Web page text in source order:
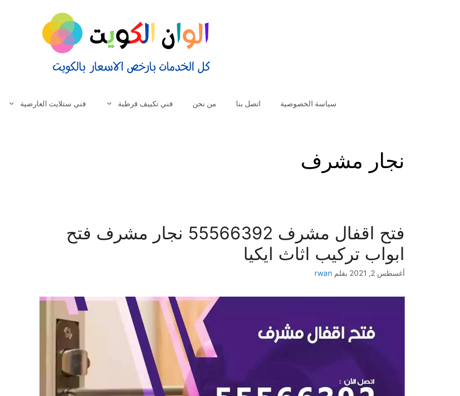
سياسة الخصوصية اتصل بنا من نحن فني تكييف قرطبة فني ستلايت العارضية
نجار مشرف
فتح اقفال مشرف 55566392 نجار مشرف فتح
ابواب تركيب اثاث ايكيا
أغسطس 2, 2021 بقلم rwan